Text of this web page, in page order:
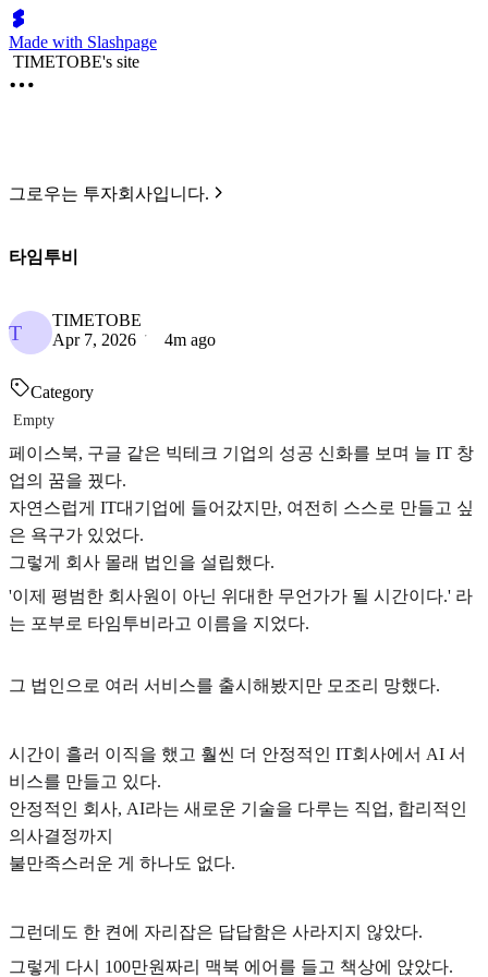
Made with Slashpage
TIMETOBE's site
그로우는 투자회사입니다.
타임투비
T
TIMETOBE
Apr 7, 2026
4m ago
Category
Empty
페이스북, 구글 같은 빅테크 기업의 성공 신화를 보며 늘 IT 창
업의 꿈을 꿨다.
자연스럽게 IT대기업에 들어갔지만, 여전히 스스로 만들고 싶
은 욕구가 있었다.
그렇게 회사 몰래 법인을 설립했다.
'이제 평범한 회사원이 아닌 위대한 무언가가 될 시간이다.' 라
는 포부로 타임투비라고 이름을 지었다.
그 법인으로 여러 서비스를 출시해봤지만 모조리 망했다.
시간이 흘러 이직을 했고 훨씬 더 안정적인 IT회사에서 AI 서
비스를 만들고 있다.
안정적인 회사, AI라는 새로운 기술을 다루는 직업, 합리적인
의사결정까지
불만족스러운 게 하나도 없다.
그런데도 한 켠에 자리잡은 답답함은 사라지지 않았다.
그렇게 다시 100만원짜리 맥북 에어를 들고 책상에 앉았다.